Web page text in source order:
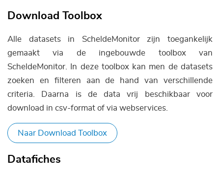
Download Toolbox
Alle datasets in ScheldeMonitor zijn toegankelijk
gemaakt via de ingebouwde toolbox van
ScheldeMonitor. In deze toolbox kan men de datasets
zoeken en filteren aan de hand van verschillende
criteria. Daarna is de data vrij beschikbaar voor
download in csv-format of via webservices.
Naar Download Toolbox
Datafiches